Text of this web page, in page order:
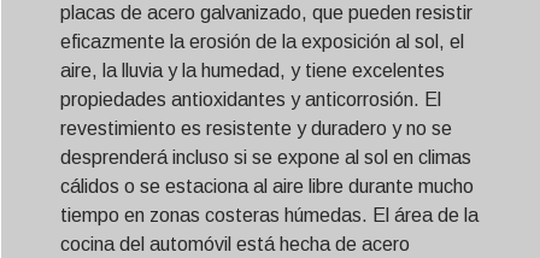
placas de acero galvanizado, que pueden resistir
eficazmente la erosión de la exposición al sol, el
aire, la lluvia y la humedad, y tiene excelentes
propiedades antioxidantes y anticorrosión. El
revestimiento es resistente y duradero y no se
desprenderá incluso si se expone al sol en climas
cálidos o se estaciona al aire libre durante mucho
tiempo en zonas costeras húmedas. El área de la
cocina del automóvil está hecha de acero